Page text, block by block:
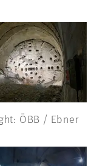
ÖBB / Ebner